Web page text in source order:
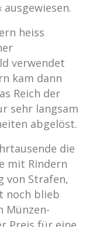
heiss
verwendet
kam dann
Reich der
sehr langsam
abgelöst.
die
mit Rindern
von Strafen,
noch blieb
Münzen-